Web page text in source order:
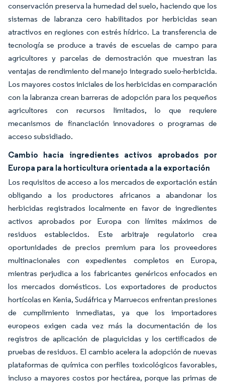
conservación preserva la humedad del suelo, haciendo que los
sistemas de labranza cero habilitados por herbicidas sean
atractivos en regiones con estrés hídrico. La transferencia de
tecnología se produce a través de escuelas de campo para
agricultores y parcelas de demostración que muestran las
ventajas de rendimiento del manejo integrado suelo-herbicida.
Los mayores costos iniciales de los herbicidas en comparación
con la labranza crean barreras de adopción para los pequeños
agricultores con recursos limitados, lo que requiere
mecanismos de financiación innovadores o programas de
acceso subsidiado.
Cambio hacia ingredientes activos aprobados por
Europa para la horticultura orientada a la exportación
Los requisitos de acceso a los mercados de exportación están
obligando a los productores africanos a abandonar los
herbicidas registrados localmente en favor de ingredientes
activos aprobados por Europa con límites máximos de
residuos establecidos. Este arbitraje regulatorio crea
oportunidades de precios premium para los proveedores
multinacionales con expedientes completos en Europa,
mientras perjudica a los fabricantes genéricos enfocados en
los mercados domésticos. Los exportadores de productos
hortícolas en Kenia, Sudáfrica y Marruecos enfrentan presiones
de cumplimiento inmediatas, ya que los importadores
europeos exigen cada vez más la documentación de los
registros de aplicación de plaguicidas y los certificados de
pruebas de residuos. El cambio acelera la adopción de nuevas
plataformas de química con perfiles toxicológicos favorables,
incluso a mayores costos por hectárea, porque las primas de